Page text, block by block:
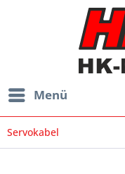
Menü
Servokabel